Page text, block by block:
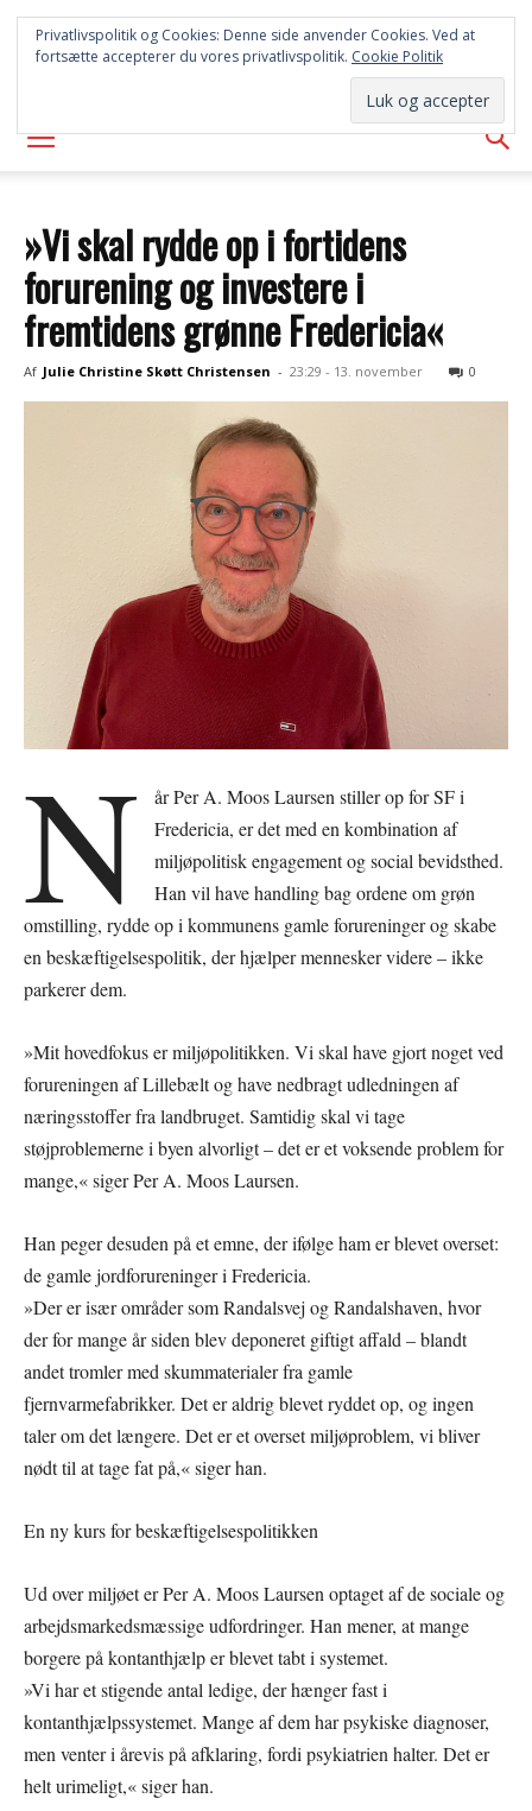
SYD
AVISEN
»Vi skal rydde op i fortidens
forurening og investere i
fremtidens grønne Fredericia«
Af Julie Christine Skøtt Christensen - 23:29 - 13. november 0
N
år Per A. Moos Laursen stiller op for SF i
Fredericia, er det med en kombination af
miljøpolitisk engagement og social bevidsthed.
Han vil have handling bag ordene om grøn
omstilling, rydde op i kommunens gamle forureninger og skabe
en beskæftigelsespolitik, der hjælper mennesker videre – ikke
parkerer dem.
»Mit hovedfokus er miljøpolitikken. Vi skal have gjort noget ved
forureningen af Lillebælt og have nedbragt udledningen af
næringsstoffer fra landbruget. Samtidig skal vi tage
støjproblemerne i byen alvorligt – det er et voksende problem for
mange,« siger Per A. Moos Laursen.
Han peger desuden på et emne, der ifølge ham er blevet overset:
de gamle jordforureninger i Fredericia.
»Der er især områder som Randalsvej og Randalshaven, hvor
der for mange år siden blev deponeret giftigt affald – blandt
andet tromler med skummaterialer fra gamle
fjernvarmefabrikker. Det er aldrig blevet ryddet op, og ingen
taler om det længere. Det er et overset miljøproblem, vi bliver
nødt til at tage fat på,« siger han.
En ny kurs for beskæftigelsespolitikken
Ud over miljøet er Per A. Moos Laursen optaget af de sociale og
arbejdsmarkedsmæssige udfordringer. Han mener, at mange
borgere på kontanthjælp er blevet tabt i systemet.
»Vi har et stigende antal ledige, der hænger fast i
kontanthjælpssystemet. Mange af dem har psykiske diagnoser,
men venter i årevis på afklaring, fordi psykiatrien halter. Det er
helt urimeligt,« siger han.
Privatlivspolitik og Cookies: Denne side anvender Cookies. Ved at
fortsætte accepterer du vores privatlivspolitik. Cookie Politik